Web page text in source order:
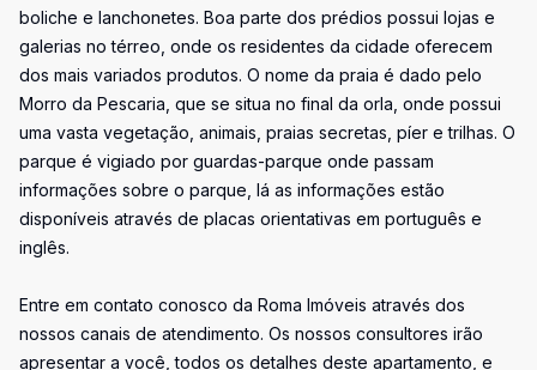
boliche e lanchonetes. Boa parte dos prédios possui lojas e
galerias no térreo, onde os residentes da cidade oferecem
dos mais variados produtos. O nome da praia é dado pelo
Morro da Pescaria, que se situa no final da orla, onde possui
uma vasta vegetação, animais, praias secretas, píer e trilhas. O
parque é vigiado por guardas-parque onde passam
informações sobre o parque, lá as informações estão
disponíveis através de placas orientativas em português e
inglês.
Entre em contato conosco da Roma Imóveis através dos
nossos canais de atendimento. Os nossos consultores irão
apresentar a você, todos os detalhes deste apartamento, e